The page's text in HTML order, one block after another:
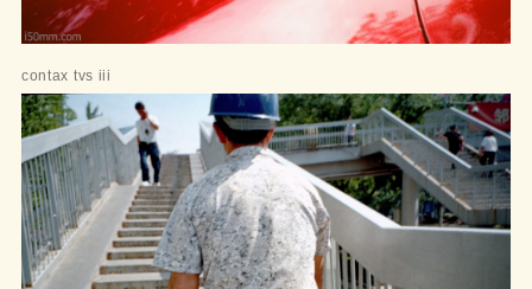
contax tvs iii